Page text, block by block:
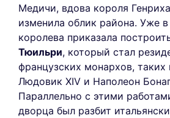
Медичи, вдова короля
изменила облик района. Уже в
королева приказала
Тюильри, который стал
французских монархов, таких
Людовик XIV и Наполеон
Параллельно с этими
дворца был разбит